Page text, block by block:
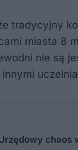
tradycyjny
miasta 8
nie są
chaos